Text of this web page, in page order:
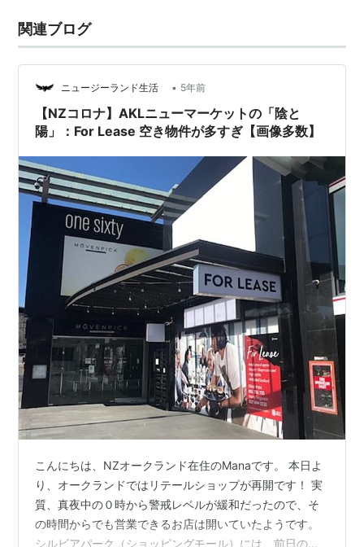
関連ブログ
ニュージーランド生活 • 5年前
【NZコロナ】AKLニューマーケットの「陰と
陽」：For Lease 空き物件が多すぎ【画像多数】
こんにちは、NZオークランド在住のManaです。 本日よ
り、オークランドではリテールショップが再開です！ 実
質、真夜中の０時から警戒レベルが緩和だったので、そ
の時間からでも営業できるお店は開いていたようです。
シルビアパーク（ショッピングモール）には、前日の朝